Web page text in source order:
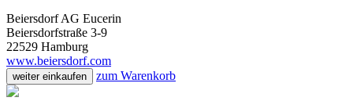
Beiersdorf AG Eucerin
Beiersdorfstraße 3-9
22529 Hamburg
www.beiersdorf.com
weiter einkaufen zum Warenkorb